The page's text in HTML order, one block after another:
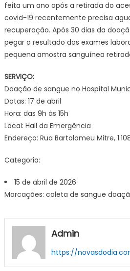
feita um ano após a retirada do
covid-19 recentemente precisa
recuperação. Após 30 dias da
pegar o resultado dos exames
pequena amostra sanguínea
SERVIÇO:
Doação de sangue no Hospital
Datas: 17 de abril
Hora: das 9h às 15h
Local: Hall da Emergência
Endereço: Rua Bartolomeu Mitre,
Categoria:
15 de abril de 2026
Marcações: coleta de sangue
Admin
https://